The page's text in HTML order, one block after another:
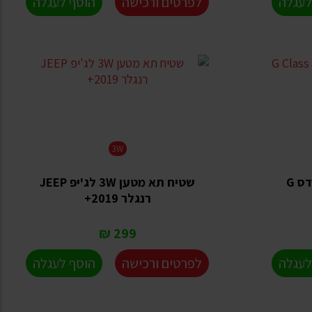
שטיח תא מטען 3W ל מרצדס G
לעגלה
3W
שטיח תא מטען 3W לג'יפ JEEP
רנגלר 2019+
299 ₪
לפרטים ורכישה
הוסף לעגלה